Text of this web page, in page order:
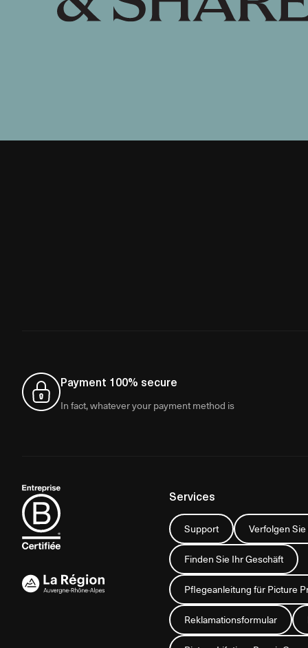
Payment 100% secure
In fact, whatever your payment method is
Services
Support Verfolgen
Finden Sie Ihr Geschäft
Pflegeanleitung für Picture
Reklamationsformular